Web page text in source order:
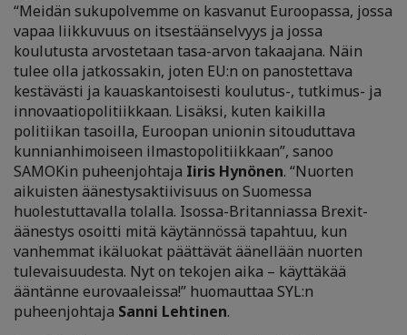
“Meidän sukupolvemme on kasvanut Euroopassa, jossa
vapaa liikkuvuus on itsestäänselvyys ja jossa
koulutusta arvostetaan tasa-arvon takaajana. Näin
tulee olla jatkossakin, joten EU:n on panostettava
kestävästi ja kauaskantoisesti koulutus-, tutkimus- ja
innovaatiopolitiikkaan. Lisäksi, kuten kaikilla
politiikan tasoilla, Euroopan unionin sitouduttava
kunnianhimoiseen ilmastopolitiikkaan”, sanoo
SAMOKin puheenjohtaja Iiris Hynönen. “Nuorten
aikuisten äänestysaktiivisuus on Suomessa
huolestuttavalla tolalla. Isossa-Britanniassa Brexit-
äänestys osoitti mitä käytännössä tapahtuu, kun
vanhemmat ikäluokat päättävät äänellään nuorten
tulevaisuudesta. Nyt on tekojen aika – käyttäkää
ääntänne eurovaaleissa!” huomauttaa SYL:n
puheenjohtaja Sanni Lehtinen.